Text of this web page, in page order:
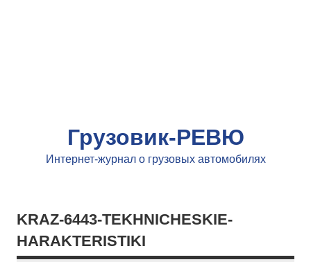
Грузовик-РЕВЮ
Интернет-журнал о грузовых автомобилях
KRAZ-6443-TEKHNICHESKIE-
HARAKTERISTIKI